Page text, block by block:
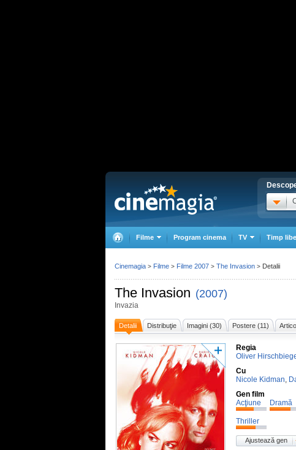
Filme Program cinema TV Timp
The Invasion (2007)
Invazia
Detalii Distribuţie Imagini (30) Postere (11)
Regia
Oliver
Cu
Nicole Kidman,
Gen film
Acţiune
Dramă
Thriller
Ajustează gen
Cinemagia > Filme > Filme 2007 > The Invasion > Detalii